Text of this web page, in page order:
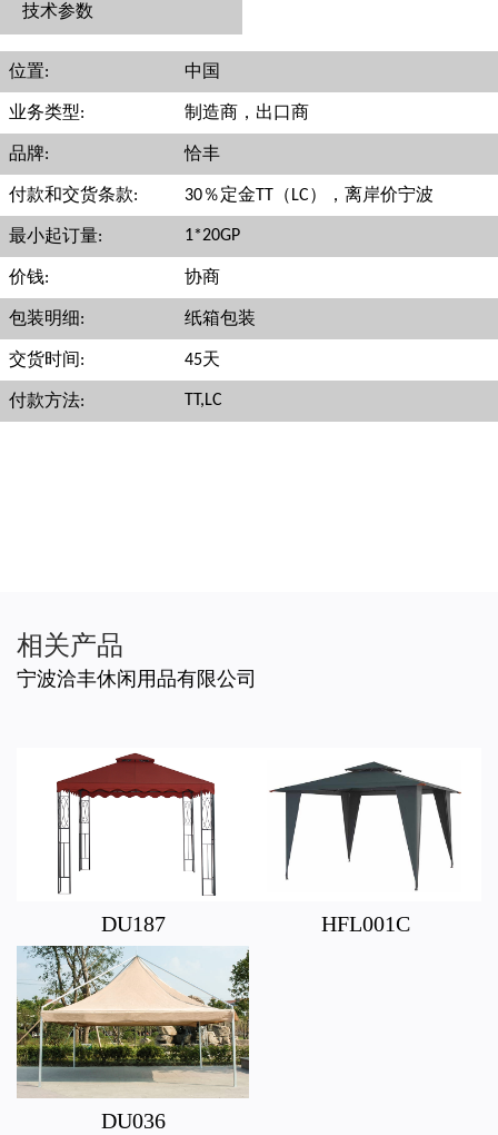
技术参数
位置: 中国
业务类型: 制造商，出口商
品牌: 恰丰
付款和交货条款: 30％定金TT（LC），离岸价宁波
最小起订量: 1*20GP
价钱: 协商
包装明细: 纸箱包装
交货时间: 45天
付款方法: TT,LC
相关产品
宁波洽丰休闲用品有限公司
DU187 HFL001C
DU036